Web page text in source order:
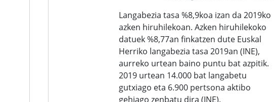
Langabezia tasa %8,9koa izan da 2019ko
azken hiruhilekoan. Azken hiruhilekoko
datuek %8,77an finkatzen dute Euskal
Herriko langabezia tasa 2019an (INE),
aurreko urtean baino puntu bat azpitik.
2019 urtean 14.000 bat langabetu
gutxiago eta 6.900 pertsona aktibo
gehiago zenbatu dira (INE).